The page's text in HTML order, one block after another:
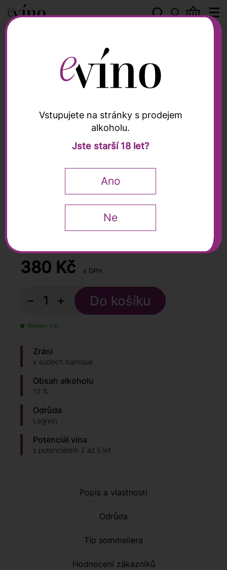
Alto Adige Lagrein DOC
2024, Peter Zemmer,
380 Kč s DPH
− +
Skladem 3 ks
Zrání
v sudech barrique
Obsah alkoholu
13 %
Odrůda
Lagrein
Potenciál vína
s potenciálem 2 až 5 let
Popis a vlastnosti
Odrůda
Tip sommeliera
Hodnocení zákazníků
Vstupujete na stránky s prodejem
alkoholu.
Jste starší 18 let?
Ano
Ne